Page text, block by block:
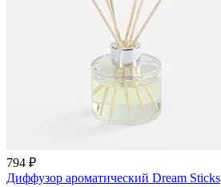
794 ₽
Диффузор ароматический Dream Sticks